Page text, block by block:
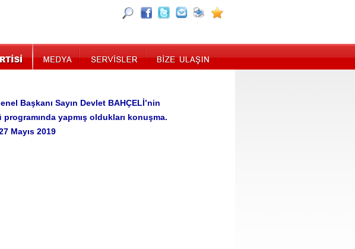
Başkanı Sayın Devlet BAHÇELİ’nin
yapmış oldukları konuşma.
Mayıs 2019